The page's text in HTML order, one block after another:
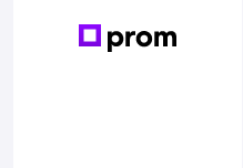
Більше товарів Ви
сайті: https://